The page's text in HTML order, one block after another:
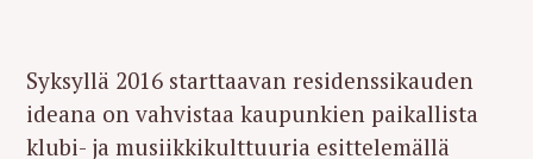
Syksyllä 2016 starttaavan residenssikauden
ideana on vahvistaa kaupunkien paikallista
klubi- ja musiikkikulttuuria esittelemällä